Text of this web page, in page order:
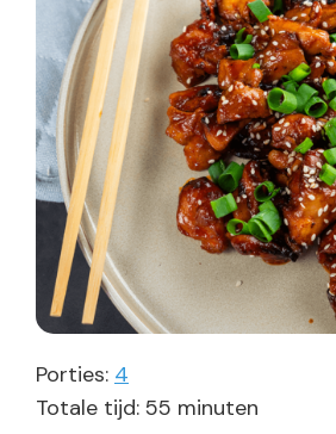
Porties: 4
Totale tijd: 55 minuten
minuten